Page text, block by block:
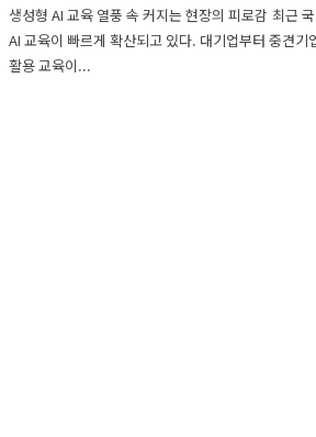
생성형 AI 교육 열풍 속 커지는 현장의 피로감 최근 국내 기업들 사이에서 생성형
AI 교육이 빠르게 확산되고 있다. 대기업부터 중견
활용 교육이...